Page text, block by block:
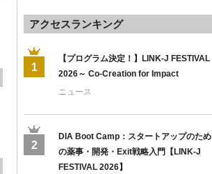
アクセスランキング
1
【プログラム決定！】LINK-J FESTIVAL
2026～ Co-Creation for Impact
ニュース
2
DIA Boot Camp：スタートアップのため
の薬事・開発・Exit戦略入門【LINK-J
FESTIVAL 2026】